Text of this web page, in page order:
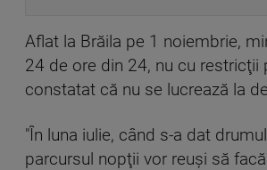
Aflat la Brăila pe 1 noiembrie,
24 de ore din 24, nu cu
constatat că nu se lucrează la
"În luna iulie, când s-a dat
parcursul nopţii vor reuşi să